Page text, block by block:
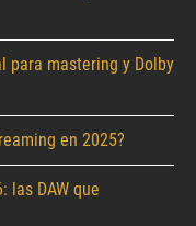
para mastering y Dolby
en 2025?
las DAW que